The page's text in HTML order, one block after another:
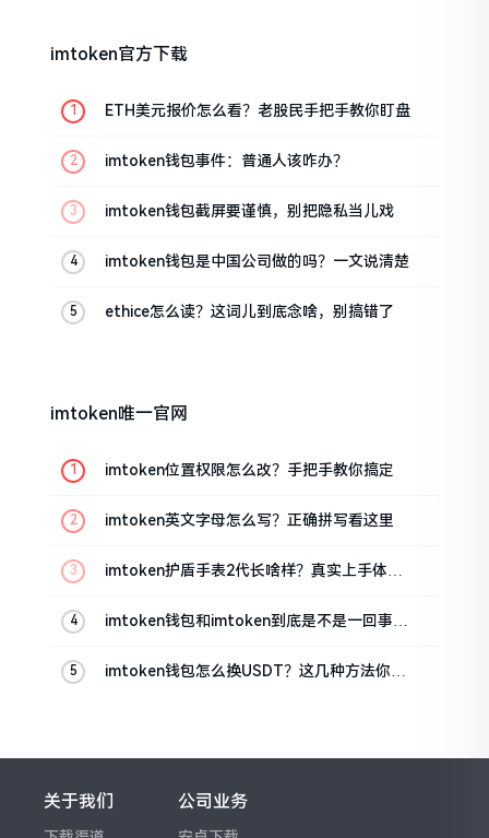
imtoken官方下载
ETH美元报价怎么看？老股民手把手教你盯盘
imtoken钱包事件：普通人该咋办？
imtoken钱包截屏要谨慎，别把隐私当儿戏
imtoken钱包是中国公司做的吗？一文说清楚
ethice怎么读？这词儿到底念啥，别搞错了
imtoken唯一官网
imtoken位置权限怎么改？手把手教你搞定
imtoken英文字母怎么写？正确拼写看这里
imtoken护盾手表2代长啥样？真实上手体验
imtoken钱包和imtoken到底是不是一回事？
imtoken钱包怎么换USDT？这几种方法你得
关于我们 公司业务